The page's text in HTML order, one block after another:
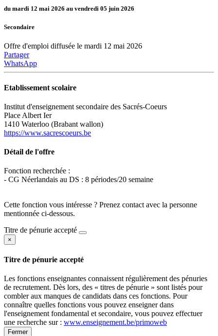
du mardi 12 mai 2026 au vendredi 05 juin 2026
Secondaire
Offre d'emploi diffusée le mardi 12 mai 2026
Partager
WhatsApp
Etablissement scolaire
Institut d'enseignement secondaire des Sacrés-Coeurs
Place Albert Ier
1410 Waterloo (Brabant wallon)
https://www.sacrescoeurs.be
Détail de l'offre
Fonction recherchée :
- CG Néerlandais au DS : 8 périodes/20 semaine
Cette fonction vous intéresse ? Prenez contact avec la personne
mentionnée ci-dessous.
Titre de pénurie accepté
×
Titre de pénurie accepté
Les fonctions enseignantes connaissent régulièrement des pénuries
de recrutement. Dès lors, des « titres de pénurie » sont listés pour
combler aux manques de candidats dans ces fonctions. Pour
connaître quelles fonctions vous pouvez enseigner dans
l'enseignement fondamental et secondaire, vous pouvez effectuer
une recherche sur : www.enseignement.be/primoweb
Fermer